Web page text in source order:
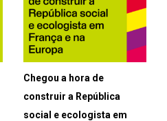
Chegou a hora de
construir a República
social e ecologista em